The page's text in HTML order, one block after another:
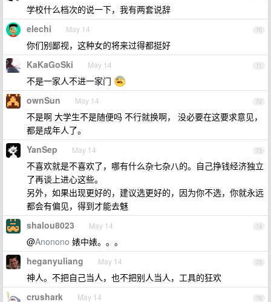
学校什么档次的说一下，我有两套说辞
70
elechi May 14
你们别鄙视，这种女的将来过得都挺好
71
KaKaGoSki May 14
不是一家人不进一家门
72
ownSun May 14
不是啊 大学生不是随便吗 不行就换啊， 没必要在这要求意见，
都是成年人了。
73
YanSep May 14
不喜欢就是不喜欢了，哪有什么杂七杂八的。自己挣钱经济独立
了再谈上进心这些。
另外，如果出现更好的，建议选更好的，因为你不选，你就永远
都会有偏见，得到才能去魅
74
shalou8023 May 14
@Anonono 婊中婊。。。
75
heganyuliang May 14
神人。不把自己当人，也不把别人当人，工具的狂欢
76
crushark May 14